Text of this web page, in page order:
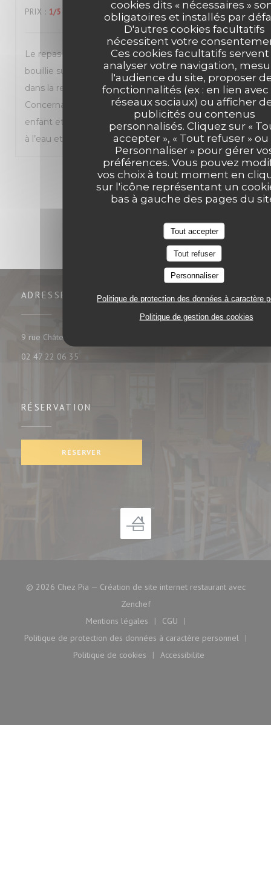
cookies dits « nécessaires »
obligatoires et installés par
D'autres cookies facultatifs
nécessitent votre
Ces cookies facultatifs servent
analyser votre navigation,
l'audience du site, proposer
fonctionnalités (ex : en lien avec
réseaux sociaux) ou afficher
publicités ou contenus
personnalisés. Cliquez sur «
accepter », « Tout refuser » ou
Personnaliser » pour gérer
préférences. Vous pouvez
vos choix à tout moment en
sur l'icône représentant un
bas à gauche des pages du
Tout accepter
Tout refuser
Personnaliser
Politique de protection des données à caractère
Politique de gestion des cookies
PRIX : 1/5
Le repas est de mauvaise qualité. J’avais de la
bouillie sur de la pâte à pizza. Du basilic annoncé
dans la recette, résultat une seule feuille présente.
Concernant le prix, c’est très cher. 3 pizzas dont une
enfant et une marguarita et 3 boissons dont 1 sirop
à l’eau et 1 diabolo : 52€. Ça fait mal.
1 2 3
ADRESSE
9 rue Châteauneuf 37000 tours
02 47 22 06 35
RÉSERVATION
RÉSERVER
© 2026 Chez Pia — Création de site internet restaurant avec
Zenchef((ouvre une nouvelle fenêtre))
Mentions légales
((ouvre une nouvelle fenêtre))
CGU
((ouvre une nouvelle
Politique de protection des données à caractère personnel
((ouvre une nouvelle fenêtre))
Politique de cookies
((ouvre une nouvelle fenêtre))
Accessibilite